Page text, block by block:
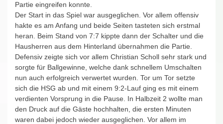
Partie eingreifen konnte.
Der Start in das Spiel war ausgeglichen. Vor allem offensiv
hakte es am Anfang und beide Seiten tasteten sich erstmal
heran. Beim Stand von 7:7 kippte dann der Schalter und die
Hausherren aus dem Hinterland übernahmen die Partie.
Defensiv zeigte sich vor allem Christian Scholl sehr stark und
sorgte für Ballgewinne, welche dank schnellem Umschalten
nun auch erfolgreich verwertet wurden. Tor um Tor setzte
sich die HSG ab und mit einem 9:2-Lauf ging es mit einem
verdienten Vorsprung in die Pause. In Halbzeit 2 wollte man
den Druck auf die Gäste hochhalten, die ersten Minuten
waren dabei jedoch wieder ausgeglichen. Vor allem im